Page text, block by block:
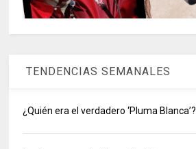
TENDENCIAS SEMANALES
¿Quién era el verdadero ‘Pluma Blanca’?